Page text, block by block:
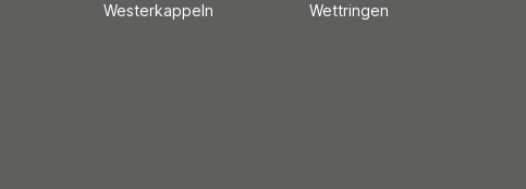
Westerkappeln
Wettringen